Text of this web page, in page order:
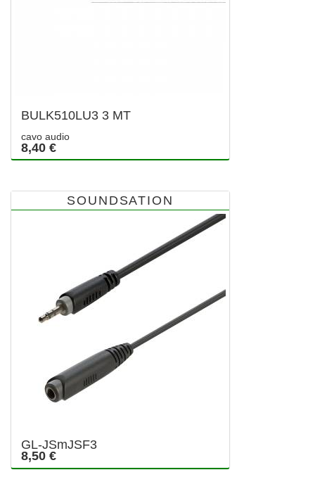
BULK510LU3 3 MT
cavo audio
8,40 €
SOUNDSATION
GL-JSmJSF3
8,50 €